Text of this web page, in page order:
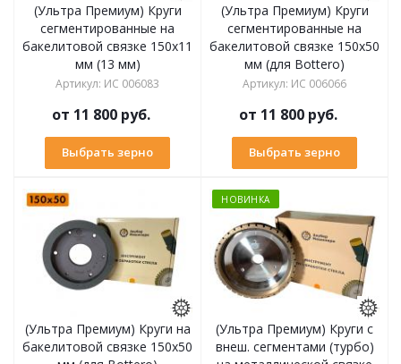
(Ультра Премиум) Круги
сегментированные на
бакелитовой связке 150х11
мм (13 мм)
Артикул: ИС 006083
от 11 800 руб.
Выбрать зерно
(Ультра Премиум) Круги
сегментированные на
бакелитовой связке 150х50
мм (для Bottero)
Артикул: ИС 006066
от 11 800 руб.
Выбрать зерно
(Ультра Премиум) Круги на
бакелитовой связке 150х50
НОВИНКА
(Ультра Премиум) Круги с
внеш. сегментами (турбо)